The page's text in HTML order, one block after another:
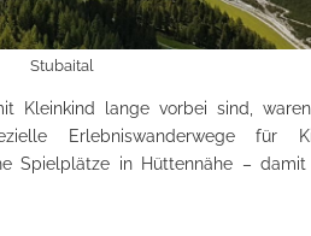
Stubaital
Kleinkind lange vorbei sind,
Erlebniswanderwege für
Spielplätze in Hüttennähe –